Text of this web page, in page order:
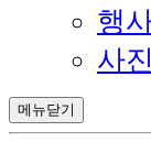
행
사
메뉴닫기